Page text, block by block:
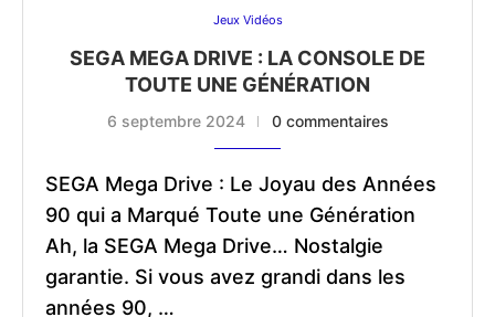
Jeux Vidéos
SEGA MEGA DRIVE : LA CONSOLE DE
TOUTE UNE GÉNÉRATION
6 septembre 2024 0 commentaires
SEGA Mega Drive : Le Joyau des Années
90 qui a Marqué Toute une Génération
Ah, la SEGA Mega Drive… Nostalgie
garantie. Si vous avez grandi dans les
années 90, …